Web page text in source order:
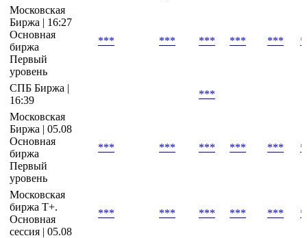
Московская
Биржа | 16:27
Основная
биржа
Первый
уровень
*** *** *** *** ***
СПБ Биржа |
16:39
***
Московская
Биржа | 05.08
Основная
биржа
Первый
уровень
*** *** *** *** ***
Московская
биржа Т+.
Основная
сессия | 05.08
*** *** *** *** ***